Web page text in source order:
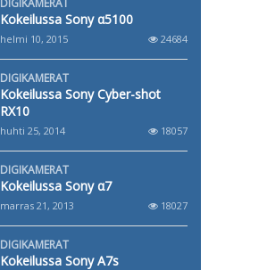
DIGIKAMERAT
Kokeilussa Sony α5100
helmi 10, 2015 24684
DIGIKAMERAT
Kokeilussa Sony Cyber-shot
RX10
huhti 25, 2014 18057
DIGIKAMERAT
Kokeilussa Sony α7
marras 21, 2013 18027
DIGIKAMERAT
Kokeilussa Sony A7s